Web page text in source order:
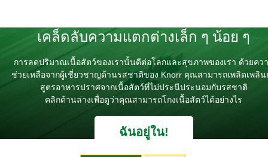
เคล็ดลับความแตกต่างเล็ก ๆ น้อย ๆ
การลดปริมาณเนื้อสัตว์ของเรานั้นดีต่อโลกและสุขภาพของเรา ด้วยคว
ช่วยเหลือจากผู้เชี่ยวชาญด้านรสชาติของ Knorr คุณสามารถเพลิดเพลิน
สูตรอาหารปราศจากเนื้อสัตว์ที่ไม่ประนีประนอมกับรสชาติ
คลิกด้านล่างเพื่อดูว่าคุณสามารถโกงเนื้อสัตว์ได้อย่างไร
ฉันอยู่ใน!